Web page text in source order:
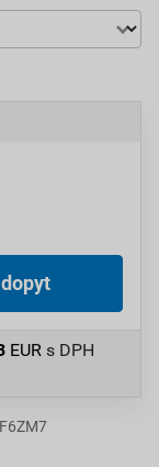
dopyt
EUR s DPH